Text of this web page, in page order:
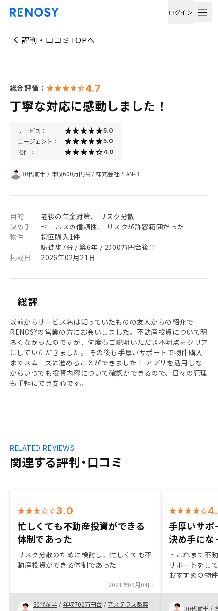
ログイン
評判・口コミTOPへ
総合評価： 4.7
丁寧な対応に感動しました！
サービス： 5.0
エージェント： 5.0
物件： 4.0
30代前半 / 年収600万円台 /株式会社PLAN-B
目的
老後の年金対策、 リスク分散
決め手
セールスの信頼性、 リスクが許容範囲だった
物件
初回購入1件
駅徒歩7分 / 築6年 / 2000万円台後半
掲載日
2026年02月21日
総評
以前からサービス名は知っていたものの友人からの紹介で
RENOSYの営業の方にお会いしました。不動産投資について明
るくなかったのですが、何度もご説明いただき不明点をクリア
にしていただきました。 その後も手厚いサポートで物件購入
までスムーズに進めることができました！ アプリを活用しな
がらいつでも投資内容について確認ができるので、日々の管理
も手軽にでき安心です。
関連する評判・口コミ
RELATED REVIEWS
3.0
忙しくても不動産投資ができる
体制であった
リスク分散のために検討し、忙しくても不
動産投資ができる体制であった
2021年09月04日
30代前半 / 年収700万円台 / アステラス製薬
手厚いサポ
決め手にな
・これまで不
サポートをし
おすすめの物
き、自分の目
ため購入しま
30代前半 /